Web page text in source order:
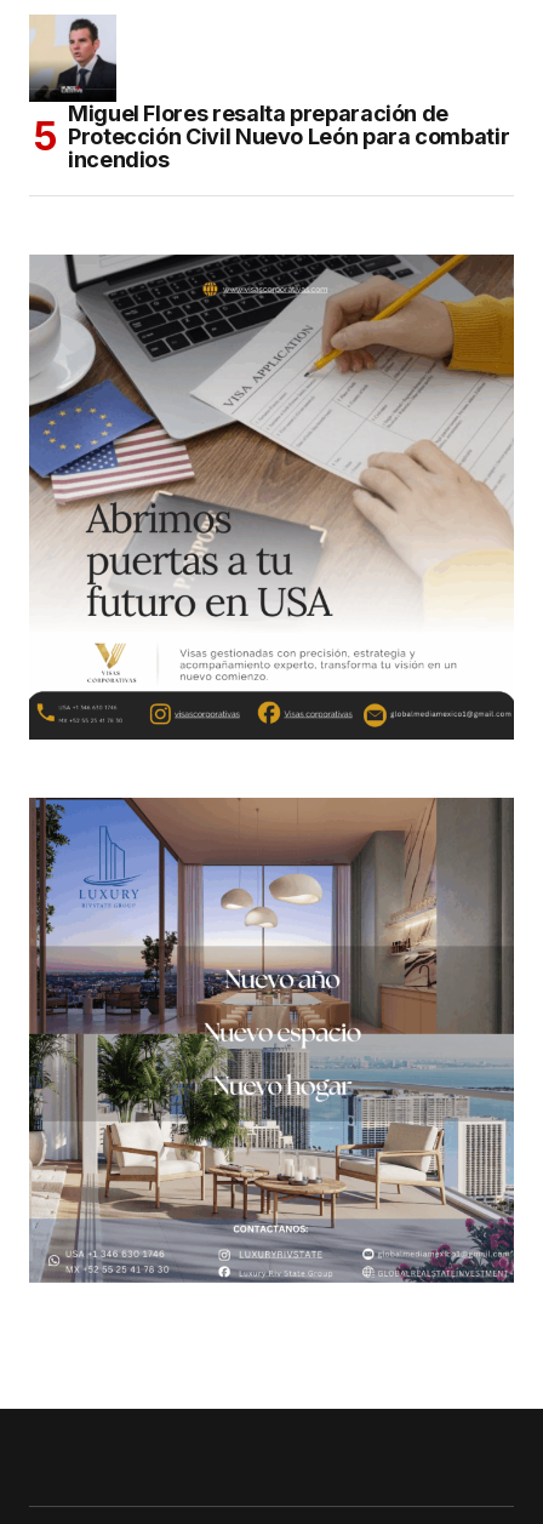
Miguel Flores resalta preparación de
Protección Civil Nuevo León para combatir
incendios